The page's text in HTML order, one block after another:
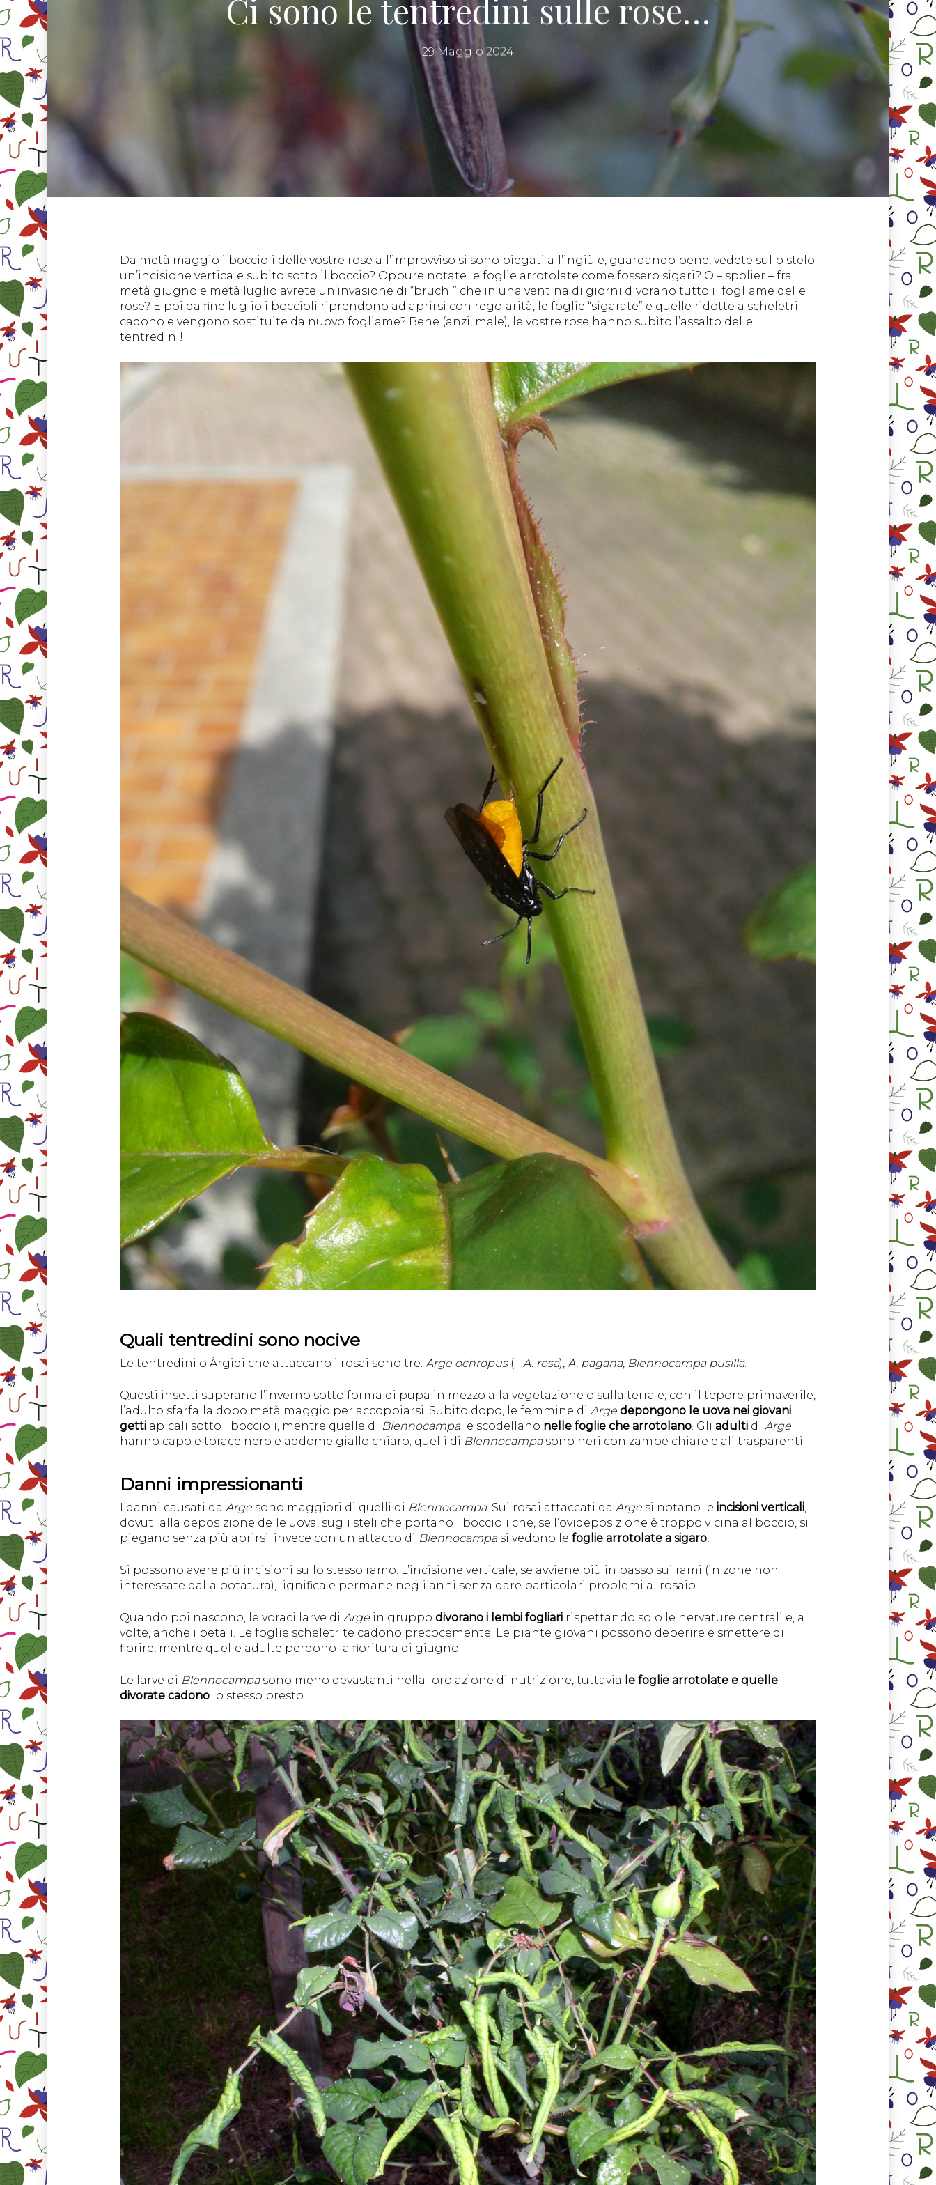
Ci sono le tentredini sulle rose…
29 Maggio 2024
Da metà maggio i boccioli delle vostre rose all’improvviso si sono piegati all’ingiù e, guardando bene, vedete sullo stelo
un’incisione verticale subito sotto il boccio? Oppure notate le foglie arrotolate come fossero sigari? O – spolier – fra
metà giugno e metà luglio avrete un’invasione di “bruchi” che in una ventina di giorni divorano tutto il fogliame delle
rose? E poi da fine luglio i boccioli riprendono ad aprirsi con regolarità, le foglie “sigarate” e quelle ridotte a scheletri
cadono e vengono sostituite da nuovo fogliame? Bene (anzi, male), le vostre rose hanno subìto l’assalto delle
tentredini!
Quali tentredini sono nocive
Le tentredini o Àrgidi che attaccano i rosai sono tre: Arge ochropus(= A. rosa), A. pagana, Blennocampa pusilla.
Questi insetti superano l’inverno sotto forma di pupa in mezzo alla vegetazione o sulla terra e, con il tepore primaverile,
l’adulto sfarfalla dopo metà maggio per accoppiarsi. Subito dopo, le femmine di Arge depongono le uova nei giovani
getti apicali sotto i boccioli, mentre quelle di Blennocampale scodellano nelle foglie che arrotolano. Gli adulti di Arge
hanno capo e torace nero e addome giallo chiaro; quelli di Blennocampasono neri con zampe chiare e ali trasparenti.
Danni impressionanti
I danni causati da Arge sono maggiori di quelli di Blennocampa. Sui rosai attaccati da Arge si notano le incisioni verticali,
dovuti alla deposizione delle uova, sugli steli che portano i boccioli che, se l’ovideposizione è troppo vicina al boccio, si
piegano senza più aprirsi; invece con un attacco di Blennocampasi vedono le foglie arrotolate a sigaro.
Si possono avere più incisioni sullo stesso ramo. L’incisione verticale, se avviene più in basso sui rami (in zone non
interessate dalla potatura), lignifica e permane negli anni senza dare particolari problemi al rosaio.
Quando poi nascono, le voraci larve di Arge in gruppo divorano i lembi fogliari rispettando solo le nervature centrali e, a
volte, anche i petali. Le foglie scheletrite cadono precocemente. Le piante giovani possono deperire e smettere di
fiorire, mentre quelle adulte perdono la fioritura di giugno.
Le larve di Blennocampasono meno devastanti nella loro azione di nutrizione, tuttavia le foglie arrotolate e quelle
divorate cadono lo stesso presto.